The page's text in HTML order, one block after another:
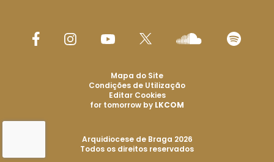
Arquidiocese de Braga 2026
Todos os direitos reservados
Mapa do Site
Condições de Utilização
Editar Cookies
for tomorrow by LKCOM